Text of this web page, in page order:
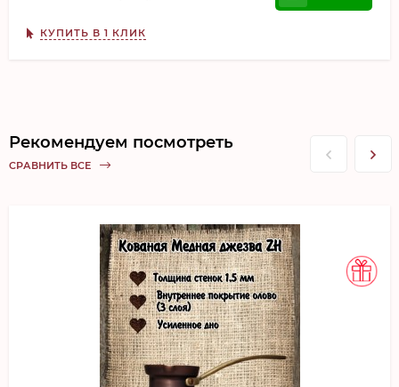
КУПИТЬ В 1 КЛИК
Рекомендуем посмотреть
СРАВНИТЬ ВСЕ